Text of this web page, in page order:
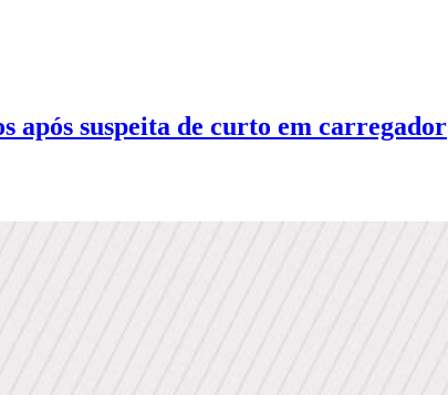
após suspeita de curto em carregador